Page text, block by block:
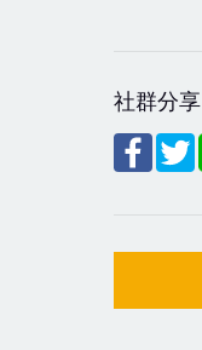
社群分享